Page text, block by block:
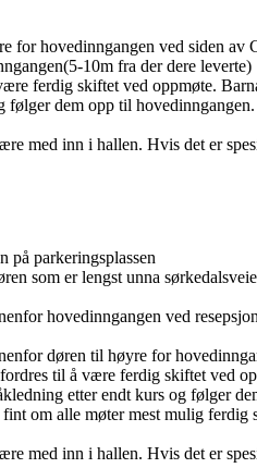
for hovedinngangen ved siden av
10m fra der dere leverte)
ferdig skiftet ved oppmøte.
følger dem opp til hovedinngangen.
med inn i hallen. Hvis det er
på parkeringsplassen
som er lengst unna
hovedinngangen ved
døren til høyre for
til å være ferdig skiftet ved
etter endt kurs og følger
om alle møter mest mulig ferdig
med inn i hallen. Hvis det er